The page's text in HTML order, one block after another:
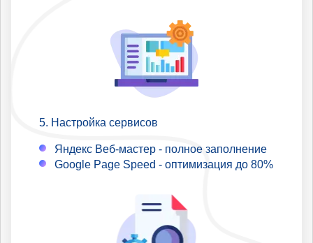
Настройка сервисов
Яндекс Веб-мастер - полное заполнение
Google Page Speed - оптимизация до 80%